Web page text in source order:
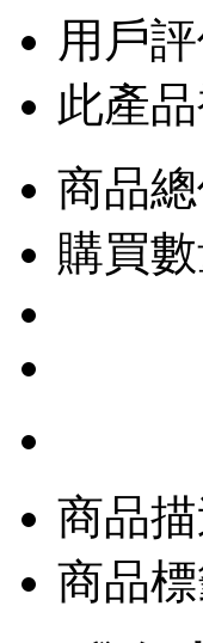
用戶評
此產
商品總
購買數
商品
商品